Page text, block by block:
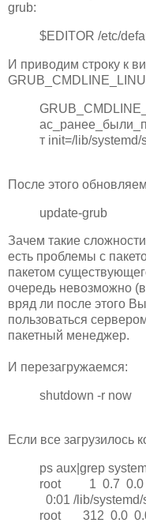
grub:
$EDITOR /etc/
И приводим строку к
т init=/lib/systemd/
После этого
update-grub
Зачем такие
есть проблемы с
пакетом
очередь невозможно
вряд ли после этого
пользоваться
пакетный менеджер.
И перезагружаемся:
shutdown -r now
Если все загрузилось
ps aux|grep
root 1 0.7 0.0
0:01 /lib/systemd/
root 312 0.0